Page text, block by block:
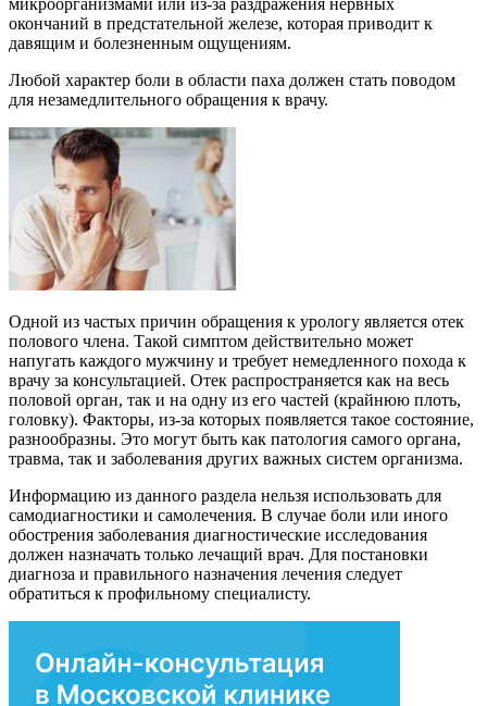
микроорганизмами или из-за раздражения нервных
окончаний в предстательной железе, которая приводит к
давящим и болезненным ощущениям.
Любой характер боли в области паха должен стать поводом
для незамедлительного обращения к врачу.
Одной из частых причин обращения к урологу является отек
полового члена. Такой симптом действительно может
напугать каждого мужчину и требует немедленного похода к
врачу за консультацией. Отек распространяется как на весь
половой орган, так и на одну из его частей (крайнюю плоть,
головку). Факторы, из-за которых появляется такое состояние,
разнообразны. Это могут быть как патология самого органа,
травма, так и заболевания других важных систем организма.
Информацию из данного раздела нельзя использовать для
самодиагностики и самолечения. В случае боли или иного
обострения заболевания диагностические исследования
должен назначать только лечащий врач. Для постановки
диагноза и правильного назначения лечения следует
обратиться к профильному специалисту.